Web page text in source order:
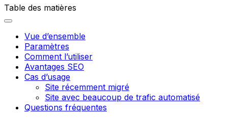
Table des matières
Vue d’ensemble
Paramètres
Comment l’utiliser
Avantages SEO
Cas d’usage
Site récemment migré
Site avec beaucoup de trafic automatisé
Questions fréquentes